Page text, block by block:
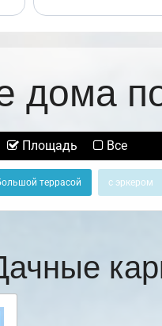
дома
Площадь Все
террасой с эркером